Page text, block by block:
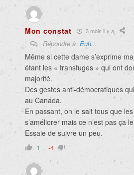
Mon constat 3 mois il y a
Répondre à Euh...
Même si cette dame s’exprime
étant les « transfuges » qui ont
majorité.
Des gestes anti-démocratiques
au Canada.
En passant, on le sait tous que
s’améliorer mais ce n’est pas ça
Essaie de suivre un peu.
1 -4